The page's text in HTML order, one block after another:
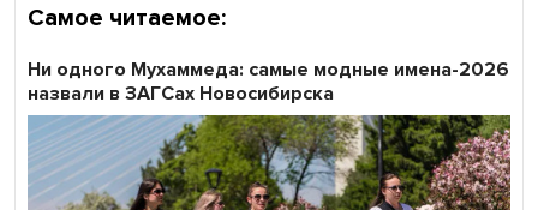
Самое читаемое:
Ни одного Мухаммеда: самые модные имена-2026
назвали в ЗАГСах Новосибирска